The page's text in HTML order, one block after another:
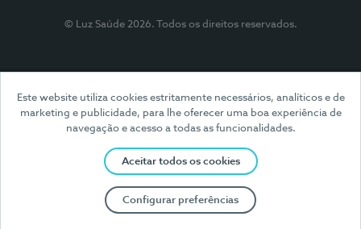
Este website utiliza cookies estritamente necessários, analíticos e de
marketing e publicidade, para lhe oferecer uma boa experiência de
navegação e acesso a todas as funcionalidades.
Aceitar todos os cookies
Configurar preferências
© Luz Saúde 2026. Todos os direitos reservados.